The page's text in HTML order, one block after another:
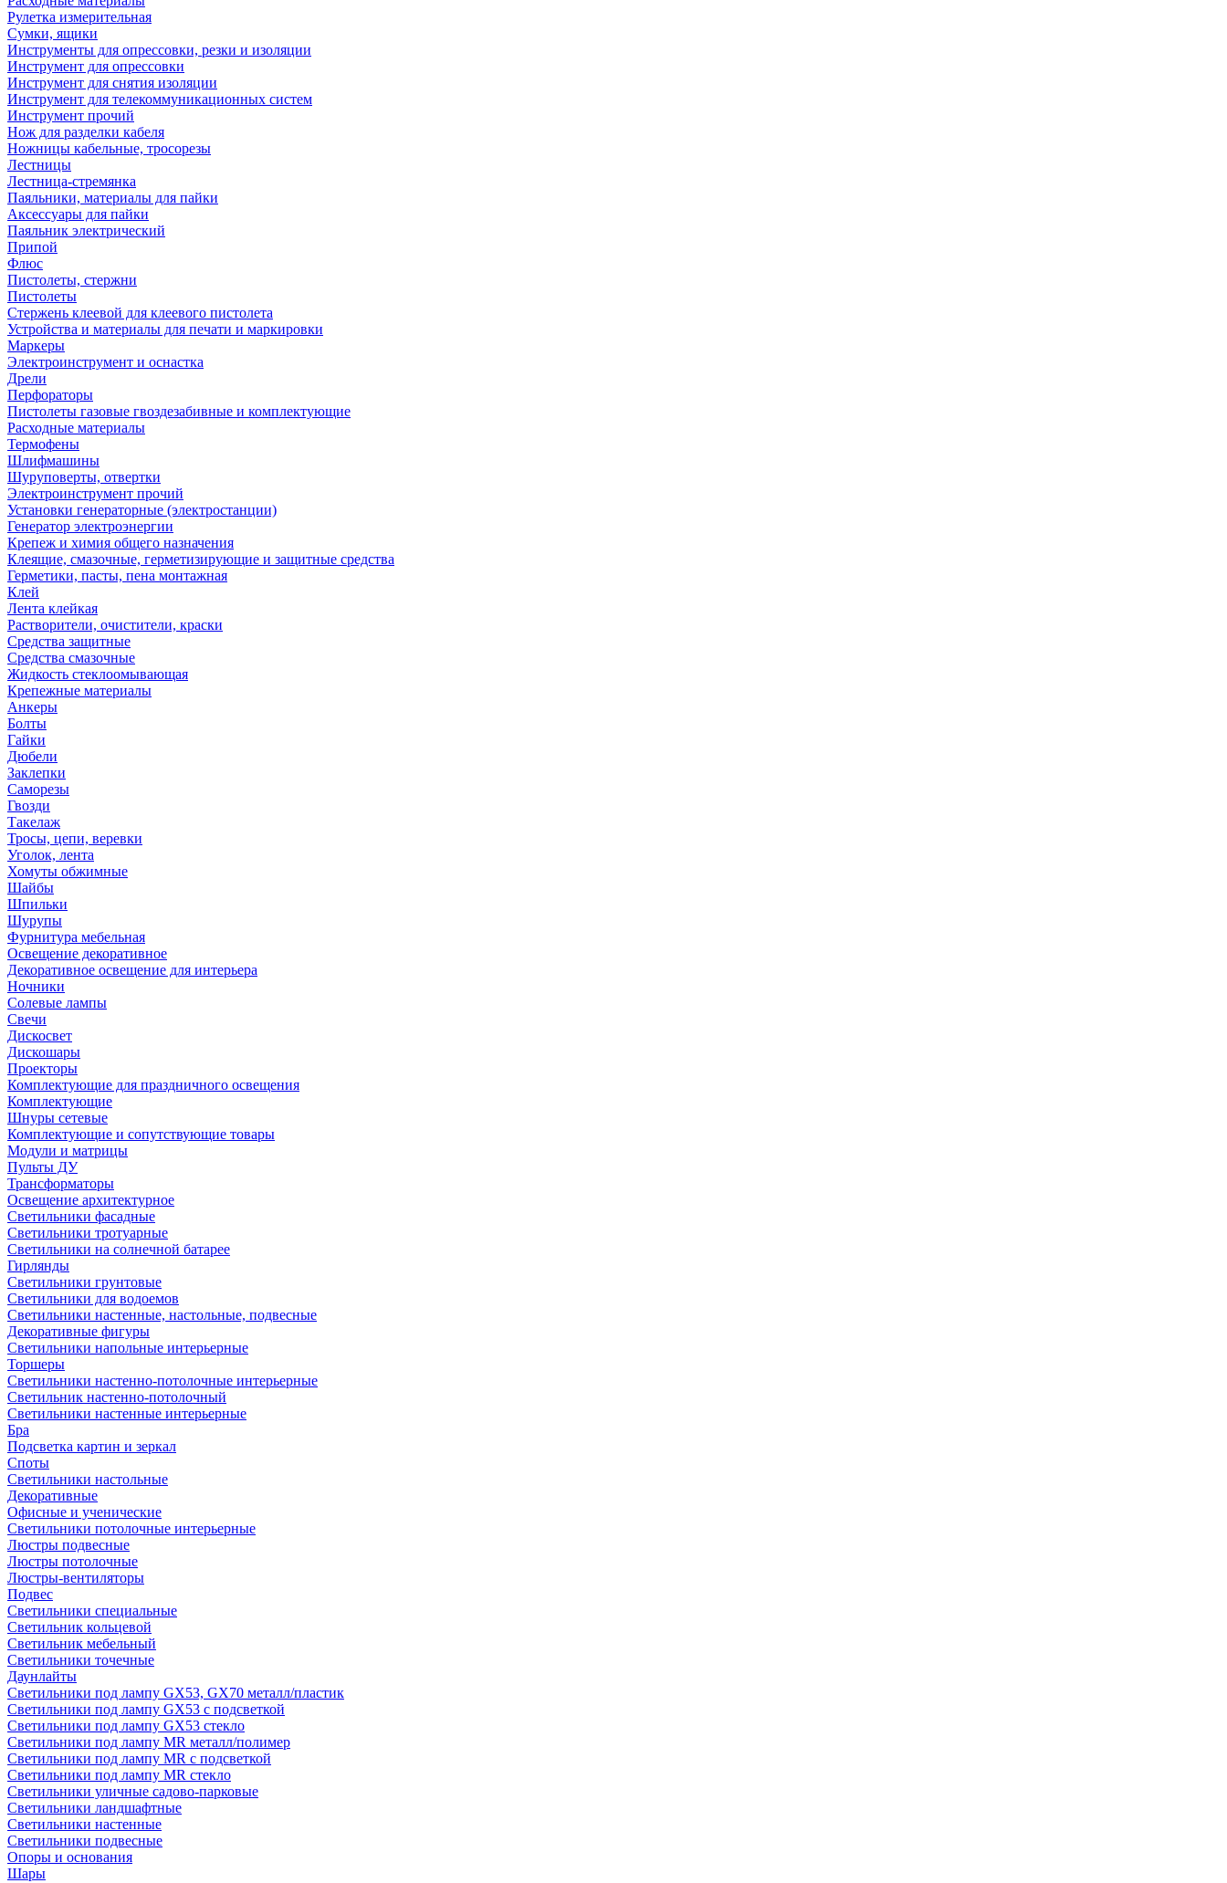
Рулетка измерительная
Сумки, ящики
Инструменты для опрессовки, резки и изоляции
Инструмент для опрессовки
Инструмент для снятия изоляции
Инструмент для телекоммуникационных систем
Инструмент прочий
Нож для разделки кабеля
Ножницы кабельные, тросорезы
Лестницы
Лестница-стремянка
Паяльники, материалы для пайки
Аксессуары для пайки
Паяльник электрический
Припой
Флюс
Пистолеты, стержни
Пистолеты
Стержень клеевой для клеевого пистолета
Устройства и материалы для печати и маркировки
Маркеры
Электроинструмент и оснастка
Дрели
Перфораторы
Пистолеты газовые гвоздезабивные и комплектующие
Расходные материалы
Термофены
Шлифмашины
Шуруповерты, отвертки
Электроинструмент прочий
Установки генераторные (электростанции)
Генератор электроэнергии
Крепеж и химия общего назначения
Клеящие, смазочные, герметизирующие и защитные средства
Герметики, пасты, пена монтажная
Клей
Лента клейкая
Растворители, очистители, краски
Средства защитные
Средства смазочные
Жидкость стеклоомывающая
Крепежные материалы
Анкеры
Болты
Гайки
Дюбели
Заклепки
Саморезы
Гвозди
Такелаж
Тросы, цепи, веревки
Уголок, лента
Хомуты обжимные
Шайбы
Шпильки
Шурупы
Фурнитура мебельная
Освещение декоративное
Декоративное освещение для интерьера
Ночники
Солевые лампы
Свечи
Дискосвет
Дискошары
Проекторы
Комплектующие для праздничного освещения
Комплектующие
Шнуры сетевые
Комплектующие и сопутствующие товары
Модули и матрицы
Пульты ДУ
Трансформаторы
Освещение архитектурное
Светильники фасадные
Светильники тротуарные
Светильники на солнечной батарее
Гирлянды
Светильники грунтовые
Светильники для водоемов
Светильники настенные, настольные, подвесные
Декоративные фигуры
Светильники напольные интерьерные
Торшеры
Светильники настенно-потолочные интерьерные
Светильник настенно-потолочный
Светильники настенные интерьерные
Бра
Подсветка картин и зеркал
Споты
Светильники настольные
Декоративные
Офисные и ученические
Светильники потолочные интерьерные
Люстры подвесные
Люстры потолочные
Люстры-вентиляторы
Подвес
Светильники специальные
Светильник кольцевой
Светильник мебельный
Светильники точечные
Даунлайты
Светильники под лампу GX53, GX70 металл/пластик
Светильники под лампу GX53 с подсветкой
Светильники под лампу GX53 стекло
Светильники под лампу MR металл/полимер
Светильники под лампу MR с подсветкой
Светильники под лампу MR стекло
Светильники уличные садово-парковые
Светильники ландшафтные
Светильники настенные
Светильники подвесные
Опоры и основания
Шары